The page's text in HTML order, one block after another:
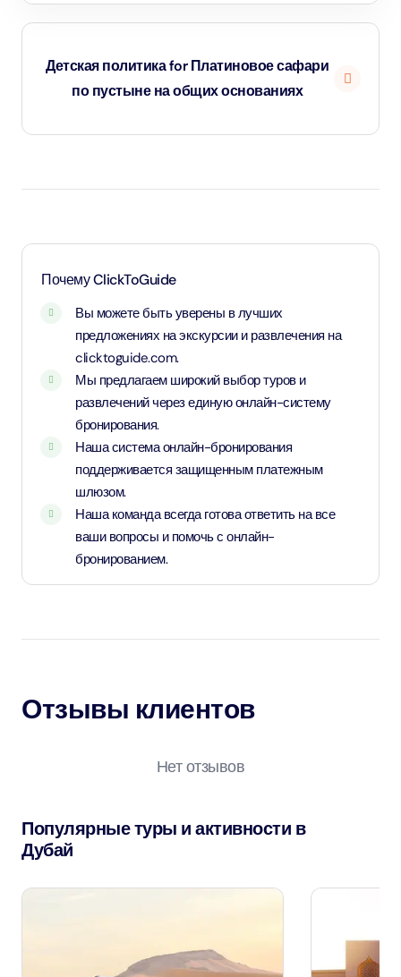
Детская политика for Платиновое сафари
по пустыне на общих основаниях
Возраст 12 лет и старше рассматривается и
Почему ClickToGuide
Вы можете быть уверены в лучших
предложениях на экскурсии и развлечения на
clicktoguide.com.
Мы предлагаем широкий выбор туров и
развлечений через единую онлайн-систему
бронирования.
Наша система онлайн-бронирования
поддерживается защищенным платежным
шлюзом.
Наша команда всегда готова ответить на все
ваши вопросы и помочь с онлайн-
бронированием.
Отзывы клиентов
Нет отзывов
Популярные туры и активности в
Дубай